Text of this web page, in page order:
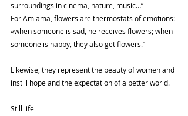
surroundings in cinema, nature, music…”
For Amiama, flowers are thermostats of emotions:
«when someone is sad, he receives flowers; when
someone is happy, they also get flowers.”
Likewise, they represent the beauty of women and
instill hope and the expectation of a better world.
Still life